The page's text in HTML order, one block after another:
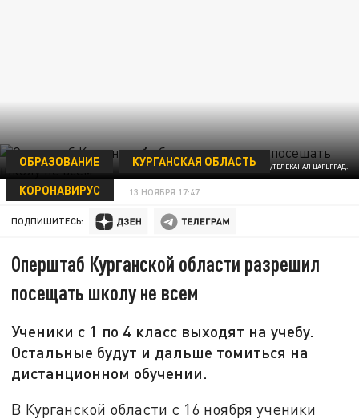
ФОТО: АЛЕКСАНДР АНУФРИЕВ/ТЕЛЕКАНАЛ ЦАРЬГРАД.
ОБРАЗОВАНИЕ
КУРГАНСКАЯ ОБЛАСТЬ
КОРОНАВИРУС
АЛЕКСАНДР АНУФРИЕВ 13 НОЯБРЯ 17:47
ПОДПИШИТЕСЬ:
Оперштаб Курганской области разрешил
посещать школу не всем
Ученики с 1 по 4 класс выходят на учебу.
Остальные будут и дальше томиться на
дистанционном обучении.
В Курганской области с 16 ноября ученики